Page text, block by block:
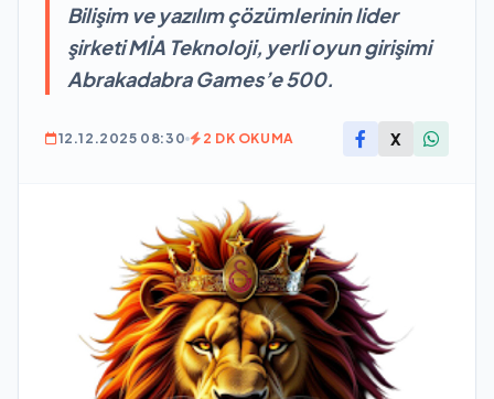
Bilişim ve yazılım çözümlerinin lider
şirketi MİA Teknoloji, yerli oyun girişimi
Abrakadabra Games’e 500.
12.12.2025 08:30 2 DK OKUMA X